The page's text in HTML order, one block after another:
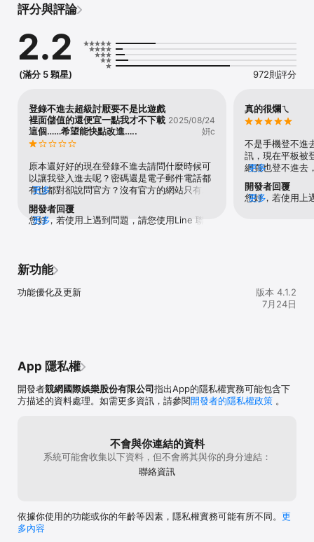
評分與評論
2.2
(滿分 5 顆星) 972則評分
登錄不進去超級討厭要不是比遊戲
裡面儲值的還便宜一點我才不下載
這個……希望能快點改進…..
2025/08/24
姸c
原本還好好的現在登錄不進去請問什麼時候可
以讓我登入進去呢？密碼還是電子郵件電話都
有也都對卻說問官方？沒有官方的網站只有電
子信箱？用好好的覺得還不錯用 結果出現這樣
子…..要怎麼好評？
更多
開發者回覆
您好，若使用上遇到問題，請您使用Line 聯絡
更多
真的很爛ㄟ
不是手機登不進
訊，現在平板被
網頁也登不進去
用，任何一個
了😡😡😡
更多
開發者回覆
您好，若使用上
更多
新功能
功能優化及更新
版本 4.1.2
7月24日
App 隱私權
開發者競網國際娛樂股份有限公司指出App的隱私權實務可能包含下
方描述的資料處理。如需更多資訊，請參閱開發者的隱私權政策 。
不會與你連結的資料
系統可能會收集以下資料，但不會將其與你的身分連結：
聯絡資訊
依據你使用的功能或你的年齡等因素，隱私權實務可能有所不同。 更
多內容